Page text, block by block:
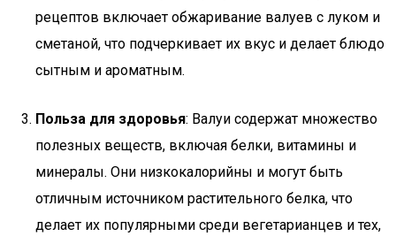
рецептов включает обжаривание валуев с луком и
сметаной, что подчеркивает их вкус и делает блюдо
сытным и ароматным.
Польза для здоровья: Валуи содержат множество
полезных веществ, включая белки, витамины и
минералы. Они низкокалорийны и могут быть
отличным источником растительного белка, что
делает их популярными среди вегетарианцев и тех,